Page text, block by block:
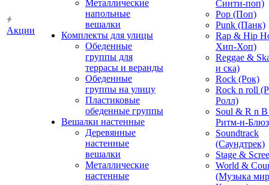
Акции
Металлические
напольные
вешалки
Комплекты для улицы
Обеденные
группы для
террасы и веранды
Обеденные
группы на улицу
Пластиковые
обеденные группы
Вешалки настенные
Деревянные
настенные
вешалки
Металлические
настенные
Синти-поп)
Pop (Поп)
Punk (Панк)
Rap & Hip
Хип-Хоп)
Reggae &
и ска)
Rock (Рок)
Rock n roll
Ролл)
Soul & R n
Ритм-н-
Soundtrack
(Саундтрек)
Stage &
World &
(Музыка